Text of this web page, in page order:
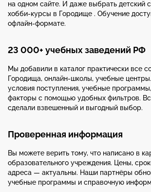
на одном сайте. И даже выбрать детский
хобби-курсы в Городище . Обучение
офлайн-формате.
23 000+ учебных заведений РФ
Мы добавили в каталог практически все
Городища, онлайн-школы, учебные
условия поступления, учебные
факторы с помощью удобных фильтров.
сделали взвешенный и выгодный выбор.
Проверенная информация
Вы можете верить тому, что написано в
образовательного учреждения. Цены,
адреса — актуальны. Наши партнёры
учебные программы и справочную